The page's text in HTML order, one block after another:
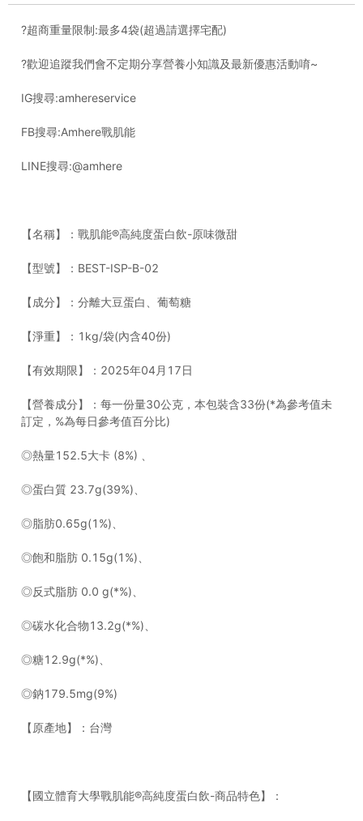
?超商重量限制:最多4袋(超過請選擇宅配)
?歡迎追蹤我們會不定期分享營養小知識及最新優惠活動唷~
IG搜尋:amhereservice
FB搜尋:Amhere戰肌能
LINE搜尋:@amhere
【名稱】：戰肌能®高純度蛋白飲-原味微甜
【型號】：BEST-ISP-B-02
【成分】：分離大豆蛋白、葡萄糖
【淨重】：1kg/袋(內含40份)
【有效期限】：2025年04月17日
【營養成分】：每一份量30公克，本包裝含33份(*為參考值未
訂定，%為每日參考值百分比)
◎熱量152.5大卡 (8%) 、
◎蛋白質 23.7g(39%)、
◎脂肪0.65g(1%)、
◎飽和脂肪 0.15g(1%)、
◎反式脂肪 0.0 g(*%)、
◎碳水化合物13.2g(*%)、
◎糖12.9g(*%)、
◎鈉179.5mg(9%)
【原產地】：台灣
【國立體育大學戰肌能®高純度蛋白飲-商品特色】：